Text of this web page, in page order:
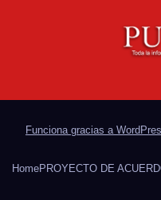
Funciona gracias a
HomePROYECTO DE